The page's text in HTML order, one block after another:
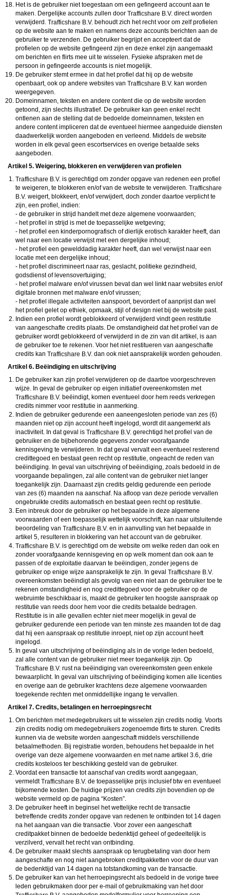
Het is de gebruiker niet toegestaan om een gefingeerd account aan te
maken. Dergelijke accounts zullen door
direct worden
verwijderd.
behoudt zich het recht voor om zelf profielen
op de website aan te maken en namens deze accounts berichten aan de
gebruiker te verzenden. De gebruiker begrijpt en accepteert dat de
profielen op de website gefingeerd zijn en deze enkel zijn aangemaakt
om berichten en flirts mee uit te wisselen. Fysieke afspraken met de
persoon in gefingeerde accounts is niet mogelijk.
De gebruiker stemt ermee in dat het profiel dat hij op de website
openbaart, ook op andere websites van
kan worden
weergegeven.
Domeinnamen, teksten en andere content die op de website worden
getoond, zijn slechts illustratief. De gebruiker kan geen enkel recht
ontlenen aan de stelling dat de bedoelde domeinnamen, teksten en
andere content impliceren dat de eventueel hiermee aangeduide diensten
daadwerkelijk worden aangeboden en verleend. Middels de website
worden in elk geval geen escortservices en overige betaalde seks
aangeboden.
Artikel 5. Weigering, blokkeren en verwijderen van profielen
is gerechtigd om zonder opgave van redenen een profiel
te weigeren, te blokkeren en/of van de website te verwijderen.
weigert, blokkeert, en/of verwijdert, doch zonder daartoe verplicht te
zijn, een profiel, indien:
- de gebruiker in strijd handelt met deze algemene voorwaarden;
- het profiel in strijd is met de toepasselijke wetgeving;
- het profiel een kinderpornografisch of dierlijk erotisch karakter heeft, dan
wel naar een locatie verwijst met een dergelijke inhoud;
- het profiel een gewelddadig karakter heeft, dan wel verwijst naar een
locatie met een dergelijke inhoud;
- het profiel discrimineert naar ras, geslacht, politieke gezindheid,
godsdienst of levensovertuiging;
- het profiel malware en/of virussen bevat dan wel linkt naar websites en/of
digitale bronnen met malware en/of virussen;
- het profiel illegale activiteiten aanspoort, bevordert of aanprijst dan wel
het profiel gelet op ethiek, opmaak, stijl of design niet bij de website past.
Indien een profiel wordt geblokkeerd of verwijderd vindt geen restitutie
van aangeschafte credits plaats. De omstandigheid dat het profiel van de
gebruiker wordt geblokkeerd of verwijderd in de zin van dit artikel, is aan
de gebruiker toe te rekenen. Voor het niet restitueren van aangeschafte
credits kan
dan ook niet aansprakelijk worden gehouden.
Artikel 6. Beëindiging en uitschrijving
De gebruiker kan zijn profiel verwijderen op de daartoe voorgeschreven
wijze. In geval de gebruiker op eigen initiatief overeenkomsten met
beëindigt, komen eventueel door hem reeds verkregen
credits nimmer voor restitutie in aanmerking.
Indien de gebruiker gedurende een aaneengesloten periode van zes (6)
maanden niet op zijn account heeft ingelogd, wordt dit aangemerkt als
inactiviteit. In dat geval is
gerechtigd het profiel van de
gebruiker en de bijbehorende gegevens zonder voorafgaande
kennisgeving te verwijderen. In dat geval vervalt een eventueel resterend
credittegoed en bestaat geen recht op restitutie, ongeacht de reden van
beëindiging. In geval van uitschrijving of beëindiging, zoals bedoeld in de
voorgaande bepalingen, zal alle content van de gebruiker niet langer
toegankelijk zijn. Daarnaast zijn credits geldig gedurende een periode
van zes (6) maanden na aanschaf. Na afloop van deze periode vervallen
ongebruikte credits automatisch en bestaat geen recht op restitutie.
Een inbreuk door de gebruiker op het bepaalde in deze algemene
voorwaarden of een toepasselijk wettelijk voorschrift, kan naar uitsluitende
beoordeling van
en in aanvulling van het bepaalde in
artikel 5, resulteren in blokkering van het account van de gebruiker.
is gerechtigd om de website om welke reden dan ook en
zonder voorafgaande kennisgeving en op welk moment dan ook aan te
passen of de exploitatie daarvan te beëindigen, zonder jegens de
gebruiker op enige wijze aansprakelijk te zijn. In geval
overeenkomsten beëindigt als gevolg van een niet aan de gebruiker toe te
rekenen omstandigheid en nog credittegoed voor de gebruiker op de
webruimte beschikbaar is, maakt de gebruiker ten hoogste aanspraak op
restitutie van reeds door hem voor die credits betaalde bedragen.
Restitutie is in alle gevallen echter niet meer mogelijk in geval de
gebruiker gedurende een periode van ten minste zes maanden tot de dag
dat hij een aanspraak op restitutie inroept, niet op zijn account heeft
ingelogd.
In geval van uitschrijving of beëindiging als in de vorige leden bedoeld,
zal alle content van de gebruiker niet meer toegankelijk zijn. Op
rust na beëindiging van overeenkomsten geen enkele
bewaarplicht. In geval van uitschrijving of beëindiging komen alle licenties
en overige aan de gebruiker krachtens deze algemene voorwaarden
toegekende rechten met onmiddellijke ingang te vervallen.
Artikel 7. Credits, betalingen en herroepingsrecht
Om berichten met medegebruikers uit te wisselen zijn credits nodig. Voorts
zijn credits nodig om medegebruikers zogenoemde flirts te sturen. Credits
kunnen via de website worden aangeschaft middels verschillende
betaalmethoden. Bij registratie worden, behoudens het bepaalde in het
overige van deze algemene voorwaarden en met name artikel 3.6, drie
credits kosteloos ter beschikking gesteld van de gebruiker.
Voordat een transactie tot aanschaf van credits wordt aangegaan,
vermeldt
de toepasselijke prijs inclusief btw en eventueel
bijkomende kosten. De huidige prijzen van credits zijn bovendien op de
website vermeld op de pagina “Kosten”.
De gebruiker heeft in beginsel het wettelijke recht de transactie
betreffende credits zonder opgave van redenen te ontbinden tot 14 dagen
na het aangaan van die transactie. Voor zover een aangeschaft
creditpakket binnen de bedoelde bedenktijd geheel of gedeeltelijk is
verzilverd, vervalt het recht van ontbinding.
De gebruiker maakt slechts aanspraak op terugbetaling van door hem
aangeschafte en nog niet aangebroken creditpakketten voor de duur van
de bedenktijd van 14 dagen na totstandkoming van de transactie.
De gebruiker kan van het herroepingsrecht als bedoeld in de vorige twee
leden gebruikmaken door per e-mail of gebruikmaking van het door